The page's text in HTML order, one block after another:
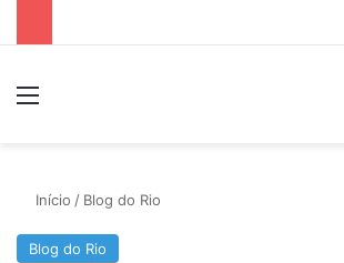
Início / Blog do Rio
Blog do Rio